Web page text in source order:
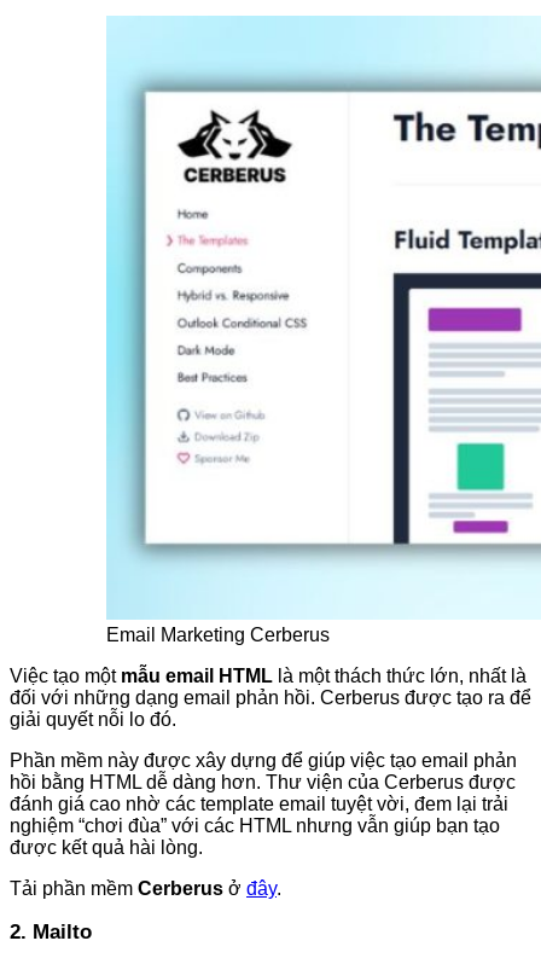
Email Marketing Cerberus
Việc tạo một mẫu email HTML là một thách thức lớn, nhất là
đối với những dạng email phản hồi. Cerberus được tạo ra để
giải quyết nỗi lo đó.
Phần mềm này được xây dựng để giúp việc tạo email phản
hồi bằng HTML dễ dàng hơn. Thư viện của Cerberus được
đánh giá cao nhờ các template email tuyệt vời, đem lại trải
nghiệm “chơi đùa” với các HTML nhưng vẫn giúp bạn tạo
được kết quả hài lòng.
Tải phần mềm Cerberus ở đây.
2. Mailto